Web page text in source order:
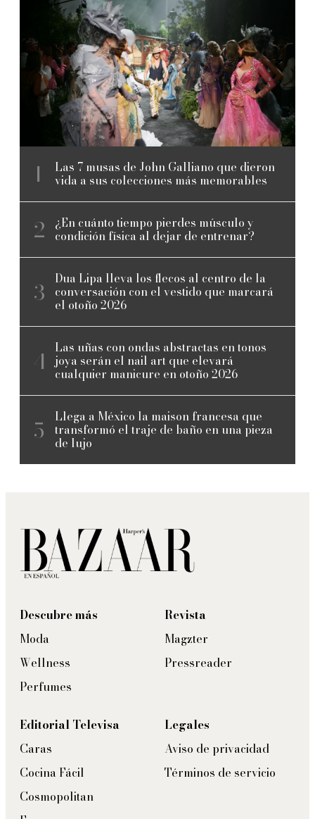
Las 7 musas de John Galliano que dieron
vida a sus colecciones más memorables
¿En cuánto tiempo pierdes músculo y
condición física al dejar de entrenar?
Dua Lipa lleva los flecos al centro de la
conversación con el vestido que marcará
el otoño 2026
Las uñas con ondas abstractas en tonos
joya serán el nail art que elevará
cualquier manicure en otoño 2026
Llega a México la maison francesa que
transformó el traje de baño en una pieza
de lujo
Descubre más
Moda
Wellness
Perfumes
Revista
Magzter
Pressreader
Editorial Televisa
Caras
Cocina Fácil
Cosmopolitan
Legales
Aviso de privacidad
Términos de servicio